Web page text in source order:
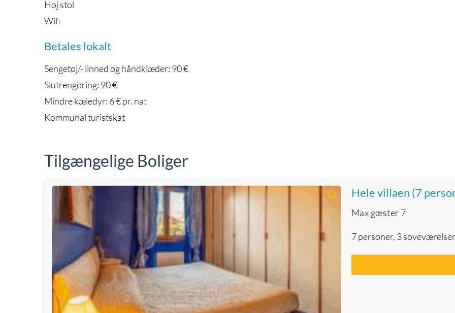
Høj stol
Wifi
Betales lokalt
Sengetøj/- linned og håndklæder: 90 €
Slutrengøring: 90 €
Mindre kæledyr: 6 € pr. nat
Kommunal turistskat
Tilgængelige Boliger
Hele villaen (7
Max gæster 7
7 personer, 3